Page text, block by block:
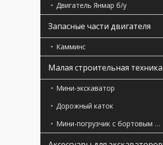
Двигатель Янмар б/у
Запасные части двигателя
Камминс
Малая строительная техника
Мини-экскаватор
Дорожный каток
Мини-погрузчик с бортовым поворотом